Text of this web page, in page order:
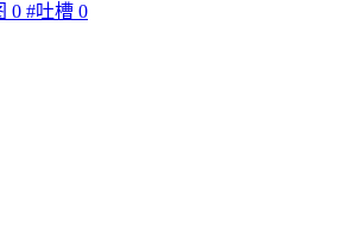
0 #吐槽 0